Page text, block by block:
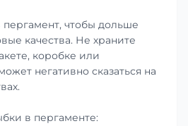
чтобы дольше
качества. Не храните
коробке или
негативно сказаться на
в пергаменте: